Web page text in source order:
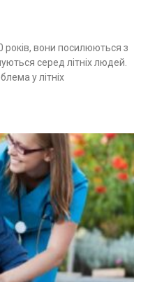
років, вони посилюються з
серед літніх людей.
у літніх